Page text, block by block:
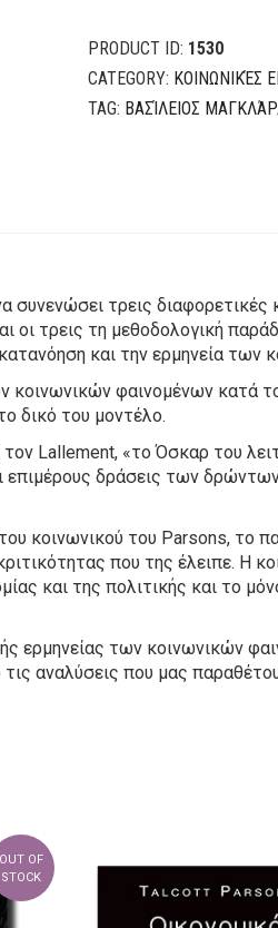
Luhmann,
Habermas
quantity
PRODUCT ID: 1530
CATEGORY: ΚΟΙΝΩΝΙΚΈΣ
TAG: ΒΑΣΊΛΕΙΟΣ
τρεις διαφορετικές
τρεις τη μεθοδολογική
και την ερμηνεία
φαινομένων κατά
δικό του μοντέλο.
Lallement, «το Όσκαρ του
δράσεις των
κοινωνικού του Parsons, το
που της έλειπε. Η
και της πολιτικής και το
ερμηνείας των κοινωνικών
αναλύσεις που μας
OUT OF
STOCK